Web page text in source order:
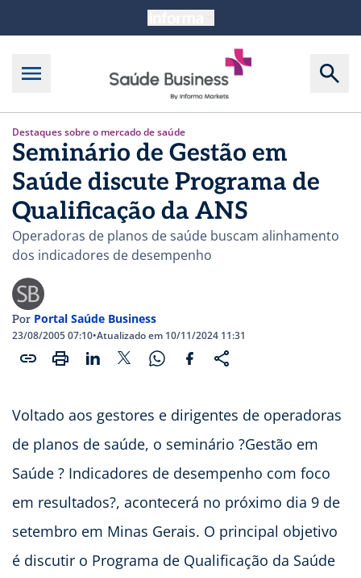
Destaques sobre o mercado de saúde
Seminário de Gestão em
Saúde discute Programa de
Qualificação da ANS
Operadoras de planos de saúde buscam alinhamento
dos indicadores de desempenho
Por Portal Saúde Business
23/08/2005 07:10•Atualizado em 10/11/2024 11:31
Voltado aos gestores e dirigentes de operadoras
de planos de saúde, o seminário ?Gestão em
Saúde ? Indicadores de desempenho com foco
em resultados?, acontecerá no próximo dia 9 de
setembro em Minas Gerais. O principal objetivo
é discutir o Programa de Qualificação da Saúde